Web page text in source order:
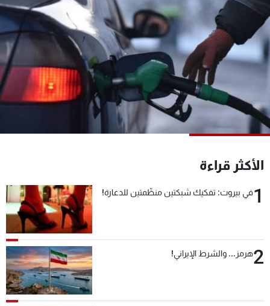
الأكثر قراءة
1في بيروت: تفكيك شبكتين منظّمتين للدعارة!
2هرمز... والشرط الإيراني!
منوعات رياضة
كأس العالم
البرامج
جدول البرامج
شاهد البرامج
عن MTV
الإنـتـاج
وظائف
شروط الإسـتخدام
سياسة الخصوصية